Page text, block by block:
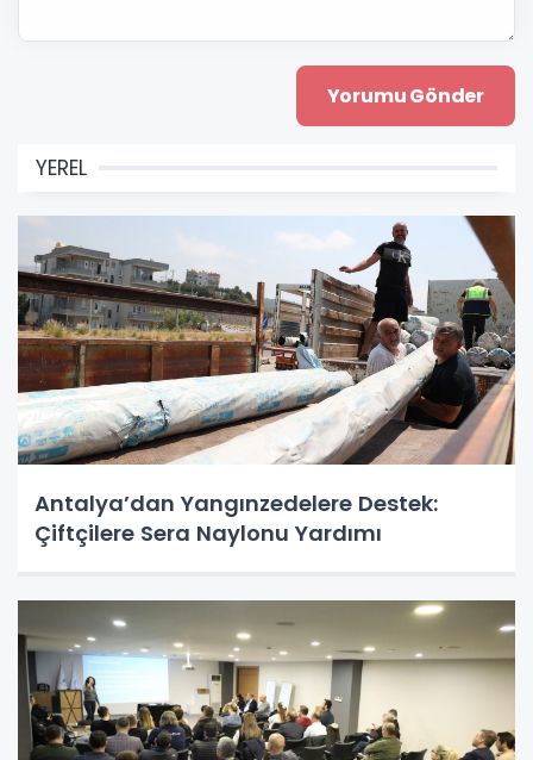
YEREL
Antalya’dan Yangınzedelere Destek:
Çiftçilere Sera Naylonu Yardımı